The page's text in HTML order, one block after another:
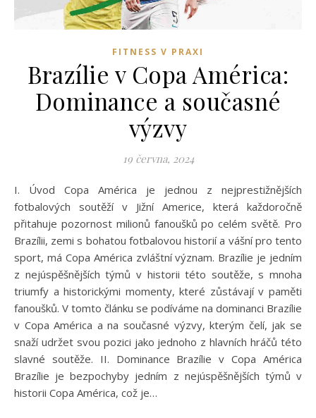
FITNESS V PRAXI
Brazílie v Copa América:
Dominance a současné
výzvy
19 června, 2024
I. Úvod Copa América je jednou z nejprestižnějších
fotbalových soutěží v Jižní Americe, která každoročně
přitahuje pozornost milionů fanoušků po celém světě. Pro
Brazílii, zemi s bohatou fotbalovou historií a vášní pro tento
sport, má Copa América zvláštní význam. Brazílie je jedním
z nejúspěšnějších týmů v historii této soutěže, s mnoha
triumfy a historickými momenty, které zůstávají v paměti
fanoušků. V tomto článku se podíváme na dominanci Brazílie
v Copa América a na současné výzvy, kterým čelí, jak se
snaží udržet svou pozici jako jednoho z hlavních hráčů této
slavné soutěže. II. Dominance Brazílie v Copa América
Brazílie je bezpochyby jedním z nejúspěšnějších týmů v
historii Copa América, což je…